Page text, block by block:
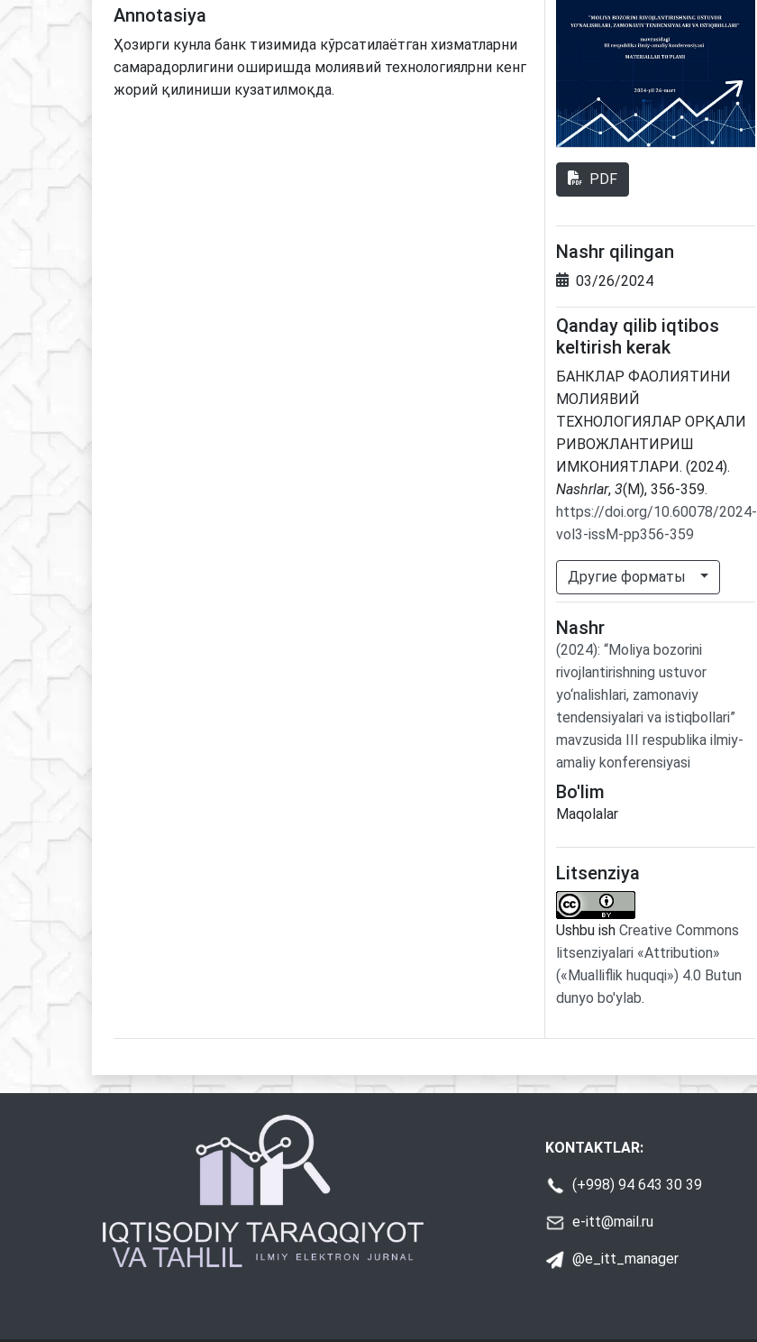
Annotasiya
Ҳозирги кунла банк тизимида кўрсатилаётган хизматларни
самарадорлигини оширишда молиявий технологиялрни кенг
жорий қилиниши кузатилмоқда.
PDF
Nashr qilingan
03/26/2024
Qanday qilib iqtibos
keltirish kerak
БАНКЛАР ФАОЛИЯТИНИ
МОЛИЯВИЙ
ТЕХНОЛОГИЯЛАР ОРҚАЛИ
РИВОЖЛАНТИРИШ
ИМКОНИЯТЛАРИ. (2024).
Nashrlar, 3(M), 356-359.
https://doi.org/10.60078/2024-
vol3-issM-pp356-359
Другие форматы
Nashr
(2024): “Moliya bozorini
rivojlantirishning ustuvor
yo‘nalishlari, zamonaviy
tendensiyalari va istiqbollari”
mavzusida III respublika ilmiy-
amaliy konferensiyasi
Bo'lim
Maqolalar
Litsenziya
Ushbu ish Creative Commons
litsenziyalari «Attribution»
(«Mualliflik huquqi») 4.0 Butun
dunyo bo'ylab.
KONTAKTLAR:
(+998) 94 643 30 39
e-itt@mail.ru
@e_itt_manager